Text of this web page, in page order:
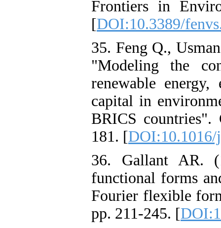
Frontiers in
[DOI:10.3389/
35. Feng Q.,
"Modeling the
renewable
capital in
BRICS countries".
181. [DOI:10.1016/
36. Gallant AR.
functional forms
Fourier flexible
pp. 211-245. [